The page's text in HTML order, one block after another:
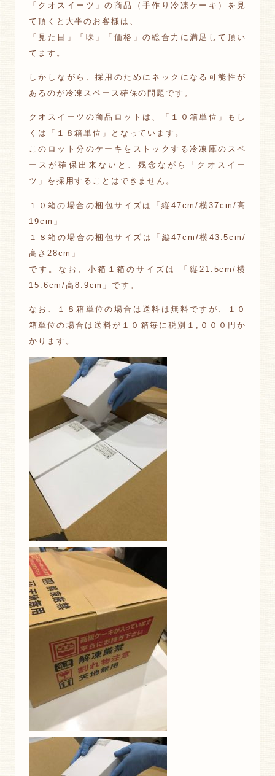
「クオスイーツ」の商品（手作り冷凍ケーキ）を見
て頂くと大半のお客様は、
「見た目」「味」「価格」の総合力に満足して頂い
てます。
しかしながら、採用のためにネックになる可能性が
あるのが冷凍スペース確保の問題です。
クオスイーツの商品ロットは、「１０箱単位」もし
くは「１８箱単位」となっています。
このロット分のケーキをストックする冷凍庫のスペ
ースが確保出来ないと、残念ながら「クオスイー
ツ」を採用することはできません。
１０箱の場合の梱包サイズは「縦47cm/横37cm/高
19cm」
１８箱の場合の梱包サイズは「縦47cm/横43.5cm/
高さ28cm」
です。なお、小箱１箱のサイズは 「縦21.5cm/横
15.6cm/高8.9cm」です。
なお、１８箱単位の場合は送料は無料ですが、１０
箱単位の場合は送料が１０箱毎に税別１,０００円か
かります。